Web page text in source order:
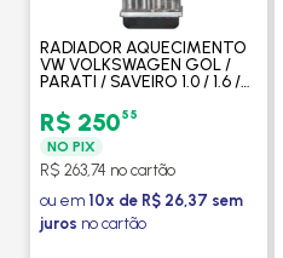
RADIADOR AQUECIMENTO
VW VOLKSWAGEN GOL /
PARATI / SAVEIRO 1.0 / 1.6 /
PROCOOLER
R$ 25055
NO PIX
R$ 263,74 no cartão
ou em 10x de R$ 26,37 sem
juros no cartão